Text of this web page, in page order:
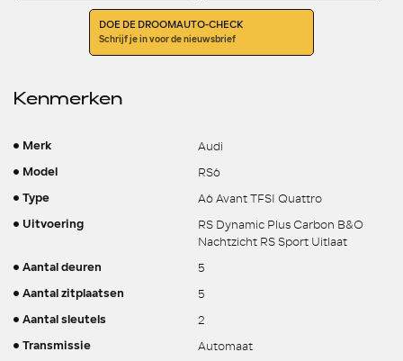
DOE DE DROOMAUTO-CHECK
Schrijf je in voor de nieuwsbrief
Kenmerken
Merk Audi
Model RS6
Type A6 Avant TFSI Quattro
Uitvoering
RS Dynamic Plus Carbon B&O
Nachtzicht RS Sport Uitlaat
Aantal deuren 5
Aantal zitplaatsen 5
Aantal sleutels 2
Transmissie Automaat